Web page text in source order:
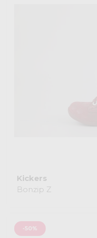
Kickers
Bonzip Z
-50%